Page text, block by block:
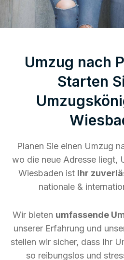
Umzug nach
Starten
Planen Sie einen Umzug
wo die neue Adresse liegt,
Wiesbaden ist Ihr
nationale &
Wir bieten umfassende
unserer Erfahrung und
stellen wir sicher, dass Ihr
so reibungslos und